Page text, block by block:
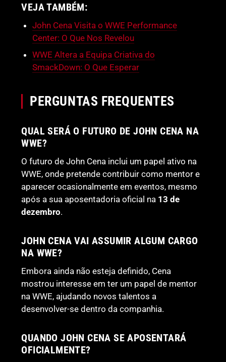
VEJA TAMBÉM:
John Cena Visita o WWE Performance
Center: O Que Nos Revelou
WWE Altera a Equipa Criativa do
SmackDown: O Que Esperar
PERGUNTAS FREQUENTES
QUAL SERÁ O FUTURO DE JOHN CENA NA
WWE?
O futuro de John Cena inclui um papel ativo na
WWE, onde pretende contribuir como mentor e
aparecer ocasionalmente em eventos, mesmo
após a sua aposentadoria oficial na 13 de
dezembro.
JOHN CENA VAI ASSUMIR ALGUM CARGO
NA WWE?
Embora ainda não esteja definido, Cena
mostrou interesse em ter um papel de mentor
na WWE, ajudando novos talentos a
desenvolver-se dentro da companhia.
QUANDO JOHN CENA SE APOSENTARÁ
OFICIALMENTE?